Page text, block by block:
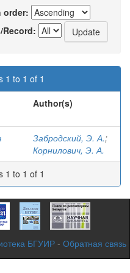
order:
1 to 1 of 1
Author(s)
Забродский, Э. А.;
Корнилович, Э. А.
1 to 1 of 1
БГУИР - Обратная связь